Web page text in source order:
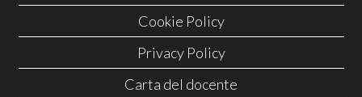
Cookie Policy
Privacy Policy
Carta del docente